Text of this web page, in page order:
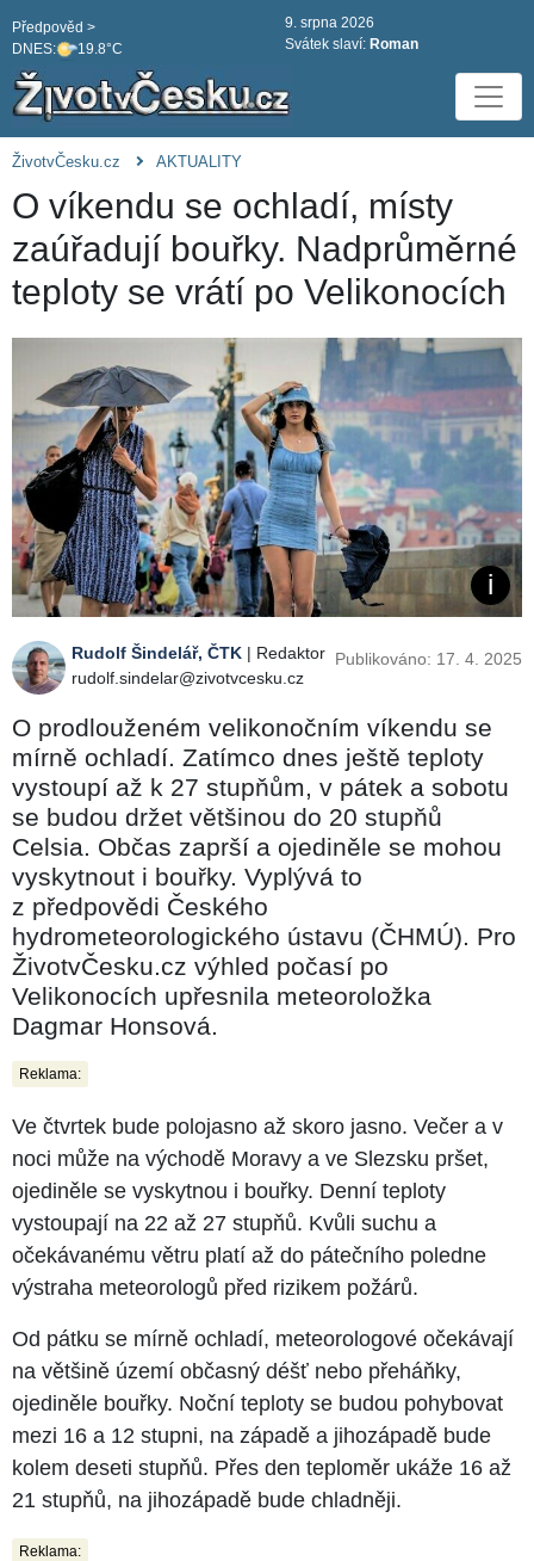
DNES: 19.8°C
Předpověd >
9. srpna 2026
Svátek slaví: Roman
ŽivotvČesku.cz AKTUALITY
O víkendu se ochladí, místy
zaúřadují bouřky. Nadprůměrné
teploty se vrátí po Velikonocích
Rudolf Šindelář, ČTK | Redaktor
rudolf.sindelar@zivotvcesku.cz
Publikováno: 17. 4. 2025
O prodlouženém velikonočním víkendu se
mírně ochladí. Zatímco dnes ještě teploty
vystoupí až k 27 stupňům, v pátek a sobotu
se budou držet většinou do 20 stupňů
Celsia. Občas zaprší a ojediněle se mohou
vyskytnout i bouřky. Vyplývá to
z předpovědi Českého
hydrometeorologického ústavu (ČHMÚ). Pro
ŽivotvČesku.cz výhled počasí po
Velikonocích upřesnila meteoroložka
Dagmar Honsová.
Reklama:
Ve čtvrtek bude polojasno až skoro jasno. Večer a v
noci může na východě Moravy a ve Slezsku pršet,
ojediněle se vyskytnou i bouřky. Denní teploty
vystoupají na 22 až 27 stupňů. Kvůli suchu a
očekávanému větru platí až do pátečního poledne
výstraha meteorologů před rizikem požárů.
Od pátku se mírně ochladí, meteorologové očekávají
na většině území občasný déšť nebo přeháňky,
ojediněle bouřky. Noční teploty se budou pohybovat
mezi 16 a 12 stupni, na západě a jihozápadě bude
kolem deseti stupňů. Přes den teploměr ukáže 16 až
21 stupňů, na jihozápadě bude chladněji.
Reklama: